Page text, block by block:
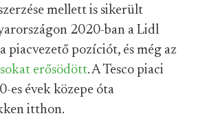
mellett is sikerült
2020-ban a Lidl
piacvezető pozíciót, és még az
sokat erősödött. A Tesco piaci
es évek közepe óta
itthon.